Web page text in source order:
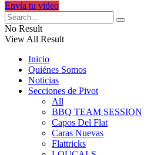
Envía tu video
No Result
View All Result
Inicio
Quiénes Somos
Noticias
Secciones de Pivot
All
BBQ TEAM SESSION
Capos Del Flat
Caras Nuevas
Flattricks